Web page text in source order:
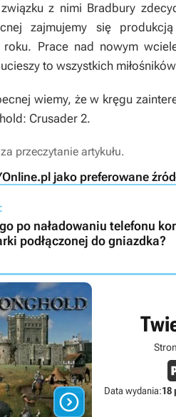
związku z nimi Bradbury
zajmujemy się
roku. Prace nad nowym
to wszystkich
wiemy, że w kręgu
Crusader 2.
przeczytanie artykułu.
jako preferowane
po naładowaniu telefonu
podłączonej do gniazdka?
 Data wydania:18